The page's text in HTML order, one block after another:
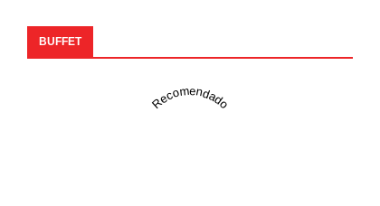
BUFFET
Recomendado